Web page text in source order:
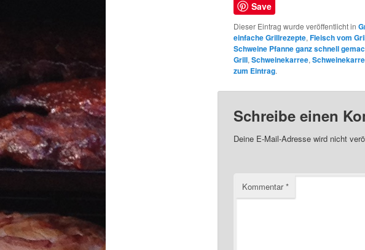
Save
Dieser Eintrag wurde veröffentlicht in
einfache Grillrezepte, Fleisch vom
Schweine Pfanne ganz schnell
Grill, Schweinekarree,
zum Eintrag.
Schreibe einen
Deine E-Mail-Adresse wird nicht
Kommentar*